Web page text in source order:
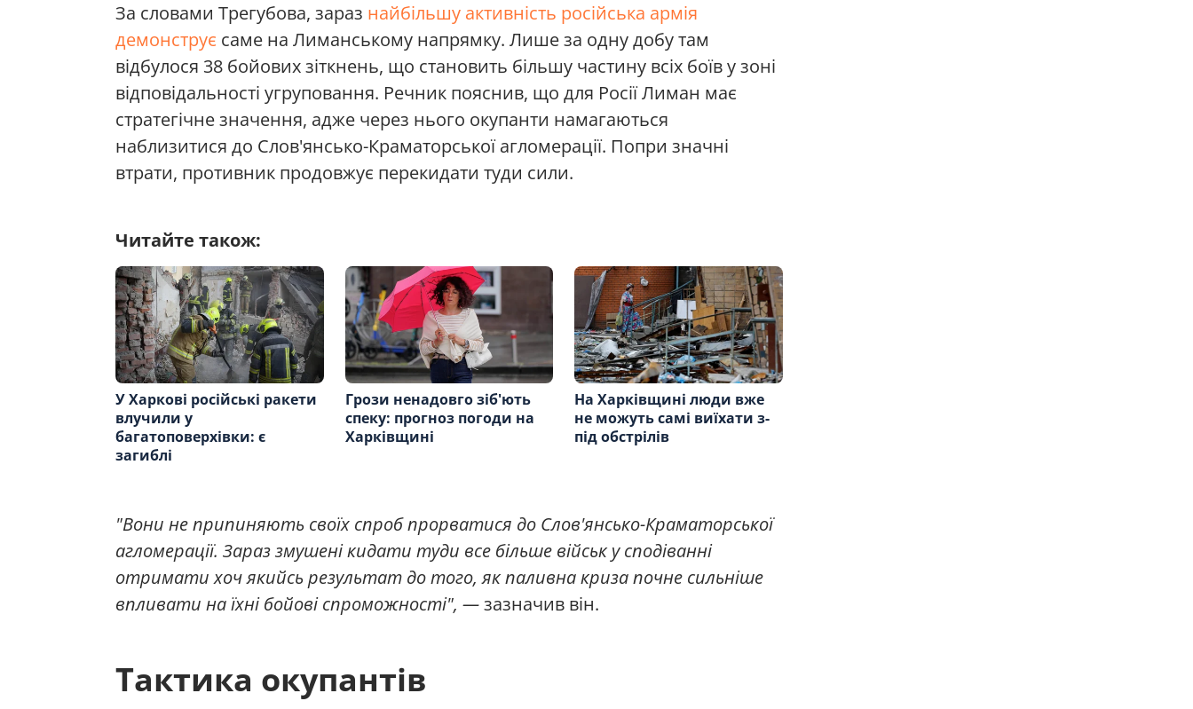
За словами Трегубова, зараз найбільшу активність російська армія
демонструє саме на Лиманському напрямку. Лише за одну добу там
відбулося 38 бойових зіткнень, що становить більшу частину всіх боїв у зоні
відповідальності угруповання. Речник пояснив, що для Росії Лиман має
стратегічне значення, адже через нього окупанти намагаються
наблизитися до Слов'янсько-Краматорської агломерації. Попри значні
втрати, противник продовжує перекидати туди сили.
Читайте також:
У Харкові російські ракети
влучили у
багатоповерхівки: є
загиблі
Грози ненадовго зіб'ють
спеку: прогноз погоди на
Харківщині
На Харківщині люди вже
не можуть самі виїхати з-
під обстрілів
"Вони не припиняють своїх спроб прорватися до Слов'янсько-Краматорської
агломерації. Зараз змушені кидати туди все більше військ у сподіванні
отримати хоч якийсь результат до того, як паливна криза почне сильніше
впливати на їхні бойові спроможності", —зазначив він.
Тактика окупантів